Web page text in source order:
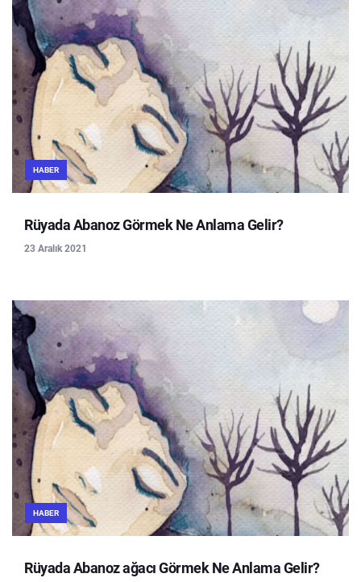
HABER
Rüyada Abanoz Görmek Ne Anlama Gelir?
23 Aralık 2021
HABER
Rüyada Abanoz ağacı Görmek Ne Anlama Gelir?